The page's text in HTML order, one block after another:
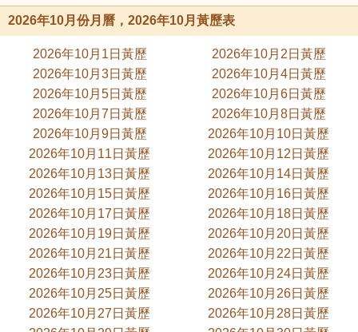
2026年10月份月曆，2026年10月黃歷表
2026年10月1日黃歷
2026年10月2日黃歷
2026年10月3日黃歷
2026年10月4日黃歷
2026年10月5日黃歷
2026年10月6日黃歷
2026年10月7日黃歷
2026年10月8日黃歷
2026年10月9日黃歷
2026年10月10日黃歷
2026年10月11日黃歷
2026年10月12日黃歷
2026年10月13日黃歷
2026年10月14日黃歷
2026年10月15日黃歷
2026年10月16日黃歷
2026年10月17日黃歷
2026年10月18日黃歷
2026年10月19日黃歷
2026年10月20日黃歷
2026年10月21日黃歷
2026年10月22日黃歷
2026年10月23日黃歷
2026年10月24日黃歷
2026年10月25日黃歷
2026年10月26日黃歷
2026年10月27日黃歷
2026年10月28日黃歷